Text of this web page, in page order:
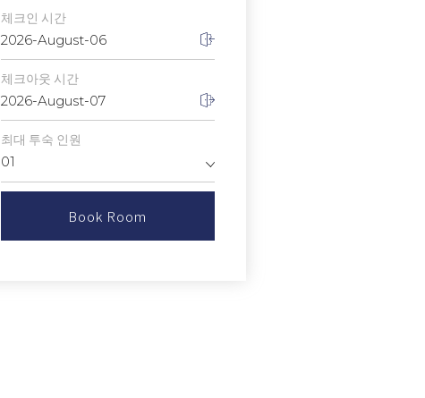
체크인 시간
2026-August-06
체크아웃 시간
2026-August-07
최대 투숙 인원
01
Book Room